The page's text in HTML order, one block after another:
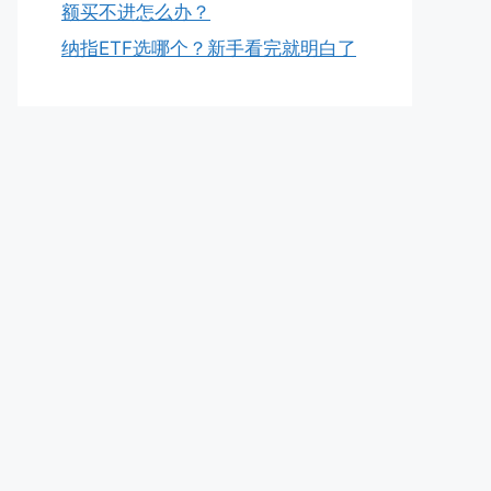
额买不进怎么办？
纳指ETF选哪个？新手看完就明白了